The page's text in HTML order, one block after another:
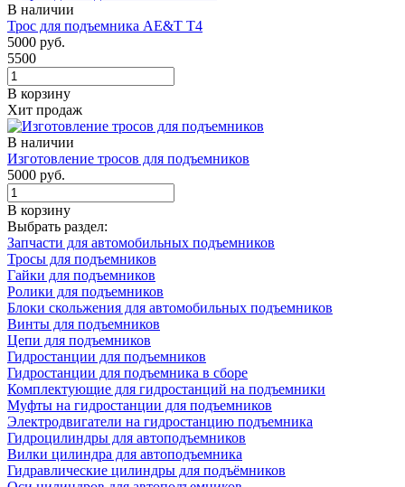
В наличии
Трос для подъемника AE&T Т4
5000 руб.
5500
В корзину
Хит продаж
В наличии
Изготовление тросов для подъемников
5000 руб.
В корзину
Выбрать раздел:
Запчасти для автомобильных подъемников
Тросы для подъемников
Гайки для подъемников
Ролики для подъемников
Блоки скольжения для автомобильных подъемников
Винты для подъемников
Цепи для подъемников
Гидростанции для подъемников
Гидростанции для подъемника в сборе
Комплектующие для гидростанций на подъемники
Муфты на гидростанции для подъемников
Электродвигатели на гидростанцию подъемника
Гидроцилиндры для автоподъемников
Вилки цилиндра для автоподъемника
Гидравлические цилиндры для подъёмников